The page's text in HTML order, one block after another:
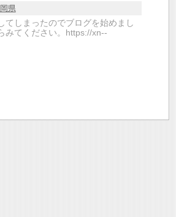
県
てしまったのでブログを始めまし
みてください。https://xn--